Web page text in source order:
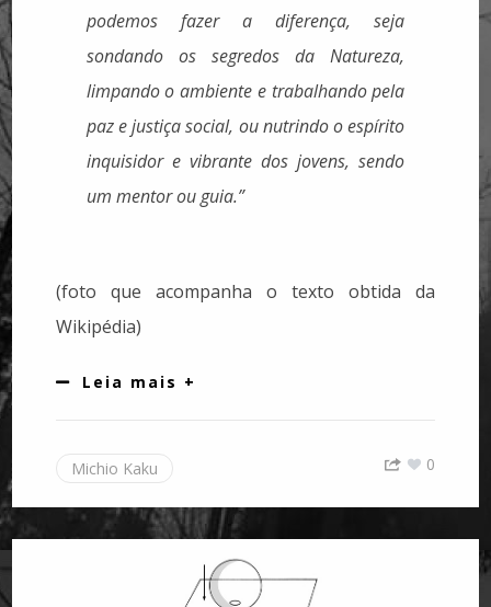
podemos fazer a diferença, seja
sondando os segredos da Natureza,
limpando o ambiente e trabalhando pela
paz e justiça social, ou nutrindo o espírito
inquisidor e vibrante dos jovens, sendo
um mentor ou guia.”
(foto que acompanha o texto obtida da
Wikipédia)
Leia mais +
Michio Kaku 0